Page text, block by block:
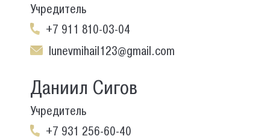
Учредитель
+7 911 810-03-04
lunevmihail123@gmail.com
Даниил Сигов
Учредитель
+7 931 256-60-40